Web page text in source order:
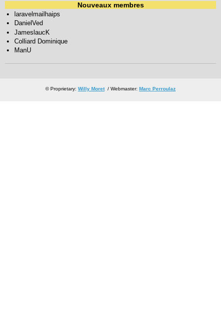
Nouveaux membres
laravelmailhaips
DanielVed
JameslaucK
Colliard Dominique
ManU
© Proprietary: Willy Moret/ Webmaster: Marc Perroulaz